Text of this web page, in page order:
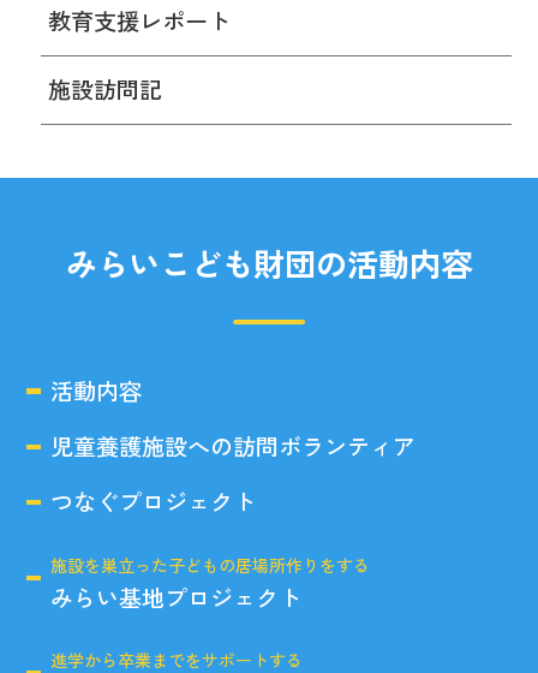
教育支援レポート
施設訪問記
みらいこども財団の活動内容
活動内容
児童養護施設への訪問ボランティア
つなぐプロジェクト
施設を巣立った子どもの居場所作りをする
みらい基地プロジェクト
進学から卒業までをサポートする